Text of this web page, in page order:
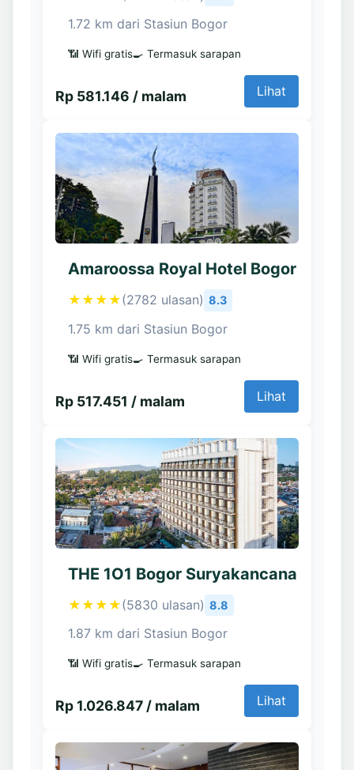
1.72 km dari Stasiun Bogor
📶 Wifi gratis🍳 Termasuk sarapan
Rp 581.146 / malam Lihat
Amaroossa Royal Hotel Bogor
★★★★(2782 ulasan) 8.3
1.75 km dari Stasiun Bogor
📶 Wifi gratis🍳 Termasuk sarapan
Rp 517.451 / malam Lihat
THE 1O1 Bogor Suryakancana
★★★★(5830 ulasan) 8.8
1.87 km dari Stasiun Bogor
📶 Wifi gratis🍳 Termasuk sarapan
Rp 1.026.847 / malam Lihat